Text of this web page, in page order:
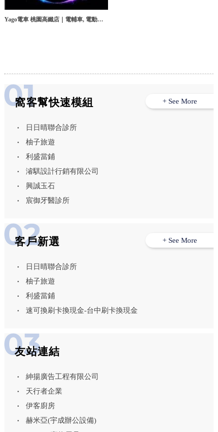
Yago電車 桃園高鐵店｜電輔車, 電動腳
窩客幫快速模組
日日晴聯合診所
柚子旅遊
利盛當鋪
濬騏設計行銷有限公司
興誠玉石
宸御牙醫診所
+ See More
客戶新選
日日晴聯合診所
柚子旅遊
利盛當鋪
速可換刷卡換現金-台中刷卡換現金
+ See More
友站連結
紳揚廣告工程有限公司
天行者企業
伊客廚房
赫米亞(宇成辦公設備)